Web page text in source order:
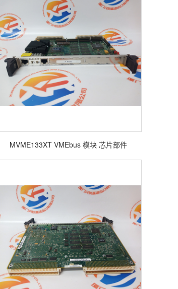
MVME133XT VMEbus 模块 芯片部件